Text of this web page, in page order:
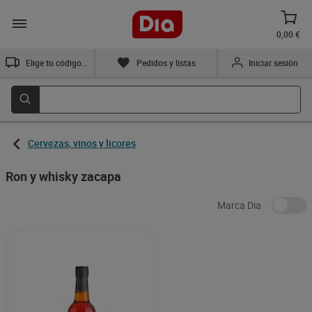
0,00 €
Pedidos y listas Iniciar sesión
Cervezas, vinos y licores
Ron y whisky zacapa
Marca Dia